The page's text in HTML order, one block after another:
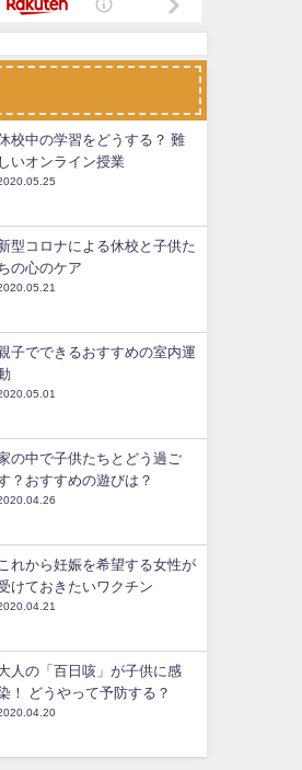
校中の学習をどうする？ 難
しいオンライン授業
型コロナによる休校と子供た
の心のケア
子でできるおすすめの室内運
の中で子供たちとどう過ご
？おすすめの遊びは？
これから妊娠を希望する女性が
けておきたいワクチン
人の「百日咳」が子供に感
！ どうやって予防する？